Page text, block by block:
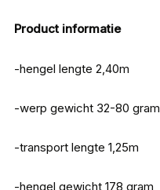
Product informatie
-hengel lengte 2,40m
-werp gewicht 32-80 gram
-transport lengte 1,25m
-hengel gewicht 178 gram